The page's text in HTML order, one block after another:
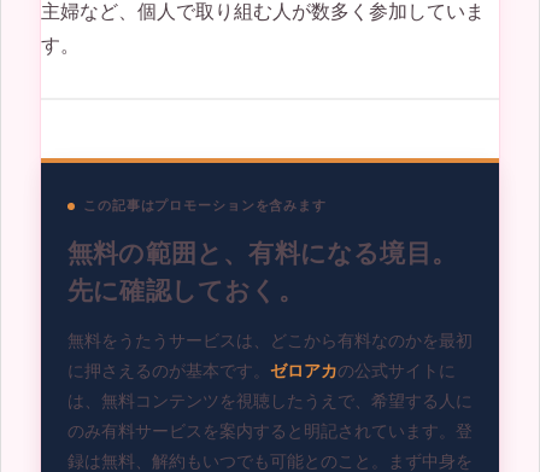
主婦など、個人で取り組む人が数多く参加していま
す。
この記事はプロモーションを含みます
無料の範囲と、有料になる境目。
先に確認しておく。
無料をうたうサービスは、どこから有料なのかを最初
に押さえるのが基本です。 ゼロアカの公式サイトに
は、無料コンテンツを視聴したうえで、希望する人に
のみ有料サービスを案内すると明記されています。登
録は無料、解約もいつでも可能とのこと。まず中身を